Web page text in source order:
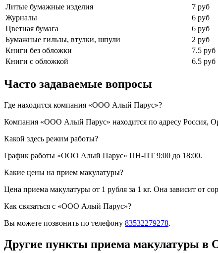
Литые бумажные изделия
7 руб
Журналы
6 руб
Цветная бумага
6 руб
Бумажные гильзы, втулки, шпули
2 руб
Книги без обложки
7.5 руб
Книги с обложкой
6.5 руб
Часто задаваемые вопросы
Где находится компания «ООО Алый Парус»?
Компания «ООО Алый Парус» находится по адресу Россия,
Какой здесь режим работы?
График работы «ООО Алый Парус» ПН-ПТ 9:00 до 18:00.
Какие цены на прием макулатуры?
Цена приема макулатуры от 1 рубля за 1 кг. Она зависит от
Как связаться с «ООО Алый Парус»?
Вы можете позвонить по телефону 83532279278.
Другие пункты приема макулатуры в